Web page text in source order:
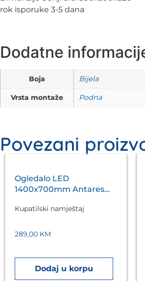
rok isporuke 3-5 dana
Dodatne
Boja Bijela
Vrsta montaže Podna
Povezani
Ogledalo LED
1400x700mm Antares
Kupatilski namještaj
289,00 KM
Dodaj u korpu